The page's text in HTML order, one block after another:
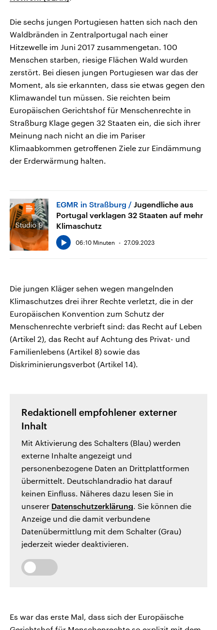
Die sechs jungen Portugiesen hatten sich nach den
Waldbränden in Zentralportugal nach einer
Hitzewelle im Juni 2017 zusammengetan. 100
Menschen starben, riesige Flächen Wald wurden
zerstört. Bei diesen jungen Portugiesen war das der
Moment, als sie erkannten, dass sie etwas gegen den
Klimawandel tun müssen. Sie reichten beim
Europäischen Gerichtshof für Menschenrechte in
Straßburg Klage gegen 32 Staaten ein, die sich ihrer
Meinung nach nicht an die im Pariser
Klimaabkommen getroffenen Ziele zur Eindämmung
der Erderwärmung halten.
EGMR in Straßburg
Jugendliche aus
Portugal verklagen 32 Staaten auf mehr
Klimaschutz
06:10 Minuten 27.09.2023
Die jungen Kläger sehen wegen mangelnden
Klimaschutzes drei ihrer Rechte verletzt, die in der
Europäischen Konvention zum Schutz der
Menschenrechte verbrieft sind: das Recht auf Leben
(Artikel 2), das Recht auf Achtung des Privat- und
Familienlebens (Artikel 8) sowie das
Diskriminierungsverbot (Artikel 14).
Redaktionell empfohlener externer
Inhalt
Mit Aktivierung des Schalters (Blau) werden
externe Inhalte angezeigt und
personenbezogene Daten an Drittplattformen
übermittelt. Deutschlandradio hat darauf
keinen Einfluss. Näheres dazu lesen Sie in
unserer Datenschutzerklärung . Sie können die
Anzeige und die damit verbundene
Datenübermittlung mit dem Schalter (Grau)
jederzeit wieder deaktivieren.
Es war das erste Mal, dass sich der Europäische